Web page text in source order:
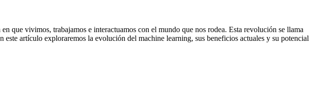
que vivimos, trabajamos e interactuamos con el mundo que nos rodea. Esta revolución se llama
artículo exploraremos la evolución del machine learning, sus beneficios actuales y su potencial